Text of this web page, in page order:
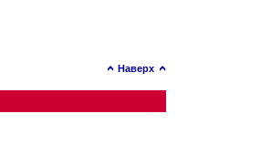
Наверх